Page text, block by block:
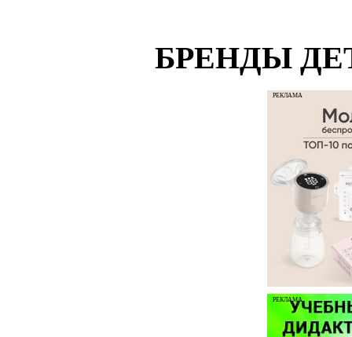
БРЕНДЫ
РЕКЛАМА
РЕКЛАМА